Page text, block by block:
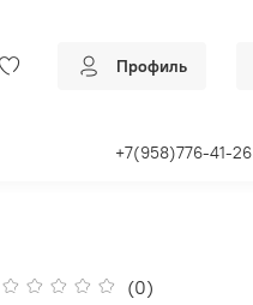
Профиль
+7(958)776-41-26
(0)